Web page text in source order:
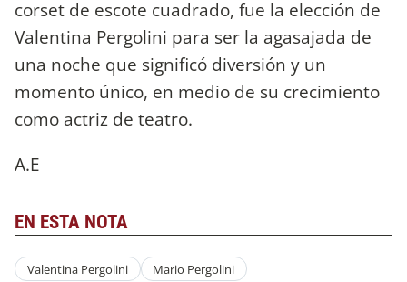
corset de escote cuadrado, fue la elección de
Valentina Pergolini para ser la agasajada de
una noche que significó diversión y un
momento único, en medio de su crecimiento
como actriz de teatro.
A.E
EN ESTA NOTA
Valentina Pergolini Mario Pergolini